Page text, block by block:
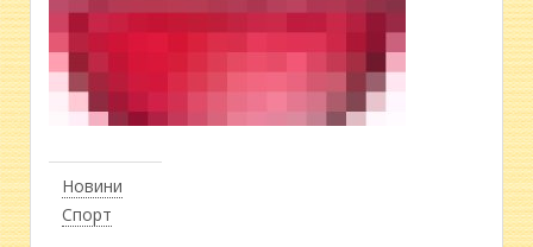
Новини
Спорт